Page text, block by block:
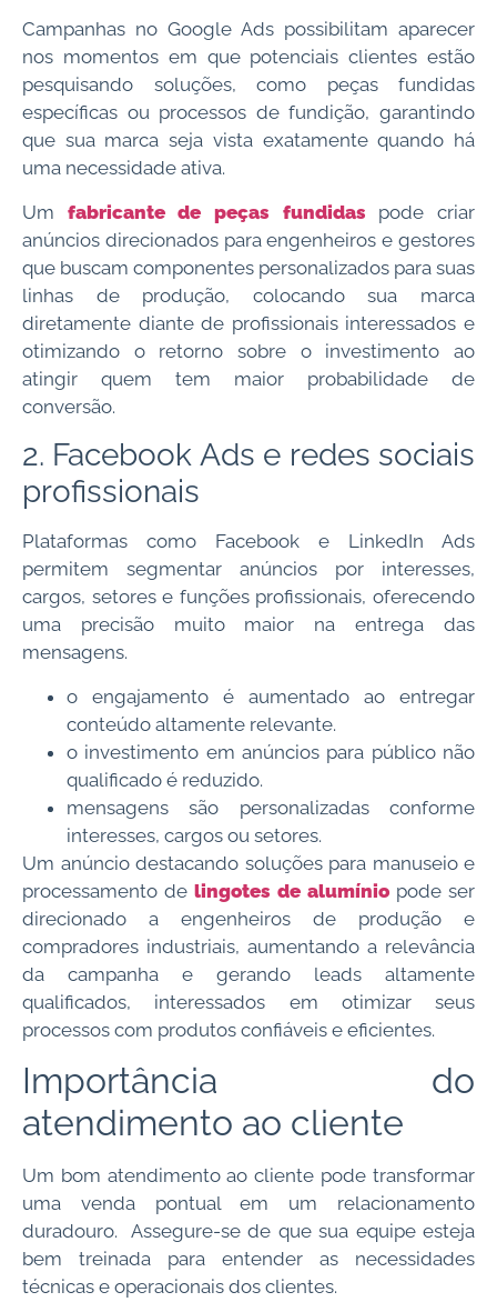
Campanhas no Google Ads possibilitam aparecer
nos momentos em que potenciais clientes estão
pesquisando soluções, como peças fundidas
específicas ou processos de fundição, garantindo
que sua marca seja vista exatamente quando há
uma necessidade ativa.
Um fabricante de peças fundidas pode criar
anúncios direcionados para engenheiros e gestores
que buscam componentes personalizados para suas
linhas de produção, colocando sua marca
diretamente diante de profissionais interessados e
otimizando o retorno sobre o investimento ao
atingir quem tem maior probabilidade de
conversão.
2. Facebook Ads e redes sociais
profissionais
Plataformas como Facebook e LinkedIn Ads
permitem segmentar anúncios por interesses,
cargos, setores e funções profissionais, oferecendo
uma precisão muito maior na entrega das
mensagens.
o engajamento é aumentado ao entregar
conteúdo altamente relevante.
o investimento em anúncios para público não
qualificado é reduzido.
mensagens são personalizadas conforme
interesses, cargos ou setores.
Um anúncio destacando soluções para manuseio e
processamento de lingotes de alumínio pode ser
direcionado a engenheiros de produção e
compradores industriais, aumentando a relevância
da campanha e gerando leads altamente
qualificados, interessados em otimizar seus
processos com produtos confiáveis e eficientes.
Importância do
atendimento ao cliente
Um bom atendimento ao cliente pode transformar
uma venda pontual em um relacionamento
duradouro. Assegure-se de que sua equipe esteja
bem treinada para entender as necessidades
técnicas e operacionais dos clientes.